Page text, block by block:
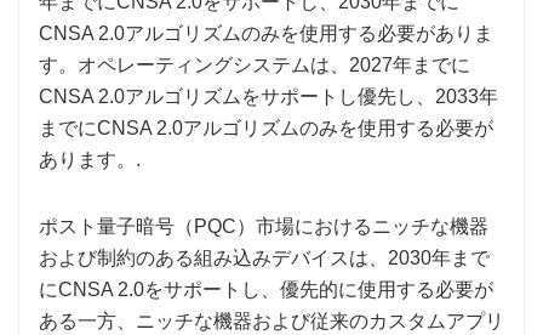
CNSA 2.0アルゴリズムのみを使用する必要がありま
す。オペレーティングシステムは、2027年までに
CNSA 2.0アルゴリズムをサポートし優先し、2033年
までにCNSA 2.0アルゴリズムのみを使用する必要が
あります。.
ポスト量子暗号（PQC）市場におけるニッチな機器
および制約のある組み込みデバイスは、2030年まで
にCNSA 2.0をサポートし、優先的に使用する必要が
ある一方、ニッチな機器および従来のカスタムアプリ